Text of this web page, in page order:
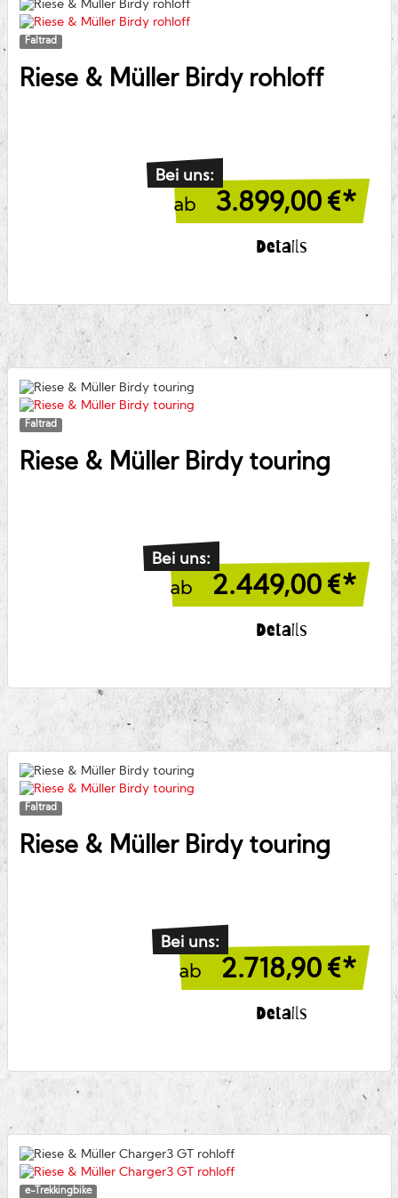
Faltrad
Riese & MüllerBirdy rohloff
Bei uns:
ab 3.899,00 €*
Details
Faltrad
Riese & MüllerBirdy touring
Bei uns:
ab 2.449,00 €*
Details
Faltrad
Riese & MüllerBirdy touring
Bei uns:
ab 2.718,90 €*
Details
e-Trekkingbike